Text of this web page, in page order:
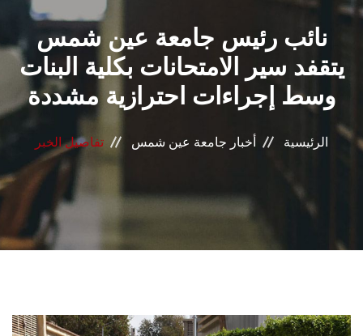
الشئون الأكاديمية
البحث العلمي
المراكز والوحدات
الأنظمة الذكية
نائب رئيس جامعة عين شمس
يتقفد سير الامتحانات بكلية البنات
وسط إجراءات احترازية مشددة
الرئيسية أخبار جامعة عين شمس تفاصيل الخبر